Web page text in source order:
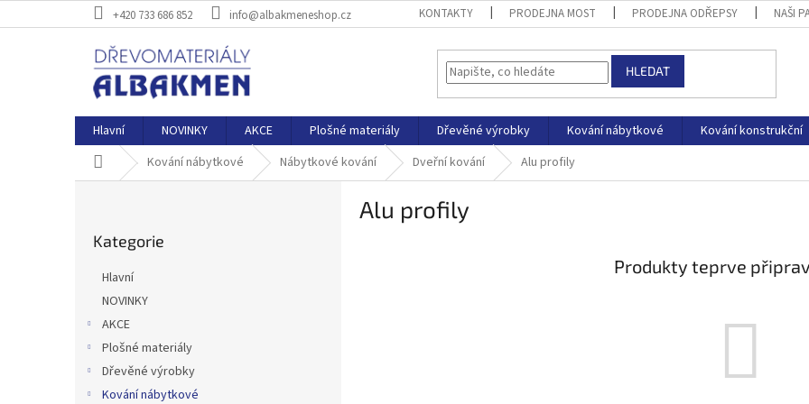
na
+420 733 686 852 info@albakmeneshop.cz KONTAKTY PRODEJNA MOST PRODEJNA ODŘEPSY NAŠI
HLEDAT
Hlavní NOVINKY AKCE Plošné materiály Dřevěné výrobky Kování nábytkové Kování konstrukční
Domů Kování nábytkové Nábytkové kování Dveřní kování Alu profily
kategorie
Kategorie
Hlavní
NOVINKY
AKCE
Plošné materiály
Dřevěné výrobky
Kování nábytkové
Alu profily
Produkty teprve